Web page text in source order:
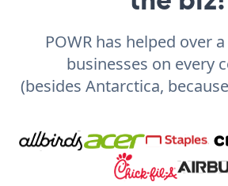
POWR has helped over
businesses on every
(besides Antarctica,